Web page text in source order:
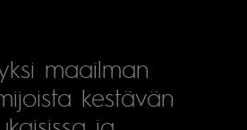
maailman
kestävän